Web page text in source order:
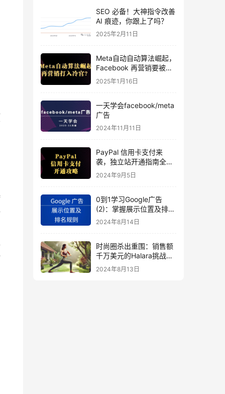
SEO 必备！大神指令改善
AI 痕迹，你跟上了吗？
2025年2月11日
Meta自动自动算法崛起，
Facebook 再营销要被打
入冷宫？
2025年1月16日
一天学会facebook/meta
广告
2024年11月11日
PayPal 信用卡支付来
袭，独立站开通指南全揭
秘
2024年9月5日
0到1学习Google广告
(2)：掌握展示位置及排名
规则
2024年8月14日
时尚圈杀出重围：销售额
千万美元的Halara挑战
SHEIN成新时尚巨头
（上）
2024年8月13日